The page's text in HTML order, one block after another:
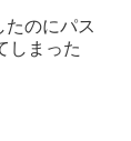
たのにパス
しまった